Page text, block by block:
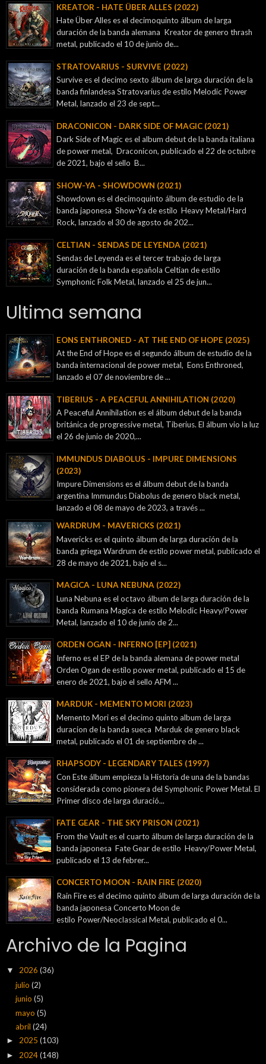
KREATOR - ‎HATE ÜBER ALLES (2022)
Hate Über Alles es el decimoquinto álbum de larga
duración de la banda alemana Kreator de genero thrash
metal, publicado el 10 de junio de...
STRATOVARIUS - SURVIVE (2022)
Survive es el decimo sexto álbum de larga duración de la
banda finlandesa Stratovarius de estilo Melodic Power
Metal, lanzado el 23 de sept...
DRACONICON - DARK SIDE OF MAGIC (2021)
Dark Side of Magic es el album debut de la banda italiana
de power metal, Draconicon, publicado el 22 de octubre
de 2021, bajo el sello B...
SHOW-YA - SHOWDOWN (2021)
Showdown es el decimoquinto álbum de estudio de la
banda japonesa Show-Ya de estilo Heavy Metal/Hard
Rock, lanzado el 30 de agosto de 202...
CELTIAN - SENDAS DE LEYENDA (2021)
Sendas de Leyenda es el tercer trabajo de larga
duración de la banda española Celtian de estilo
Symphonic Folk Metal, lanzado el 25 de jun...
Ultima semana
EONS ENTHRONED - AT THE END OF HOPE (2025)
At the End of Hope es el segundo álbum de estudio de la
banda internacional de power metal, Eons Enthroned,
lanzado el 07 de noviembre de ...
TIBERIUS - A PEACEFUL ANNIHILATION (2020)
A Peaceful Annihilation es el álbum debut de la banda
británica de progressive metal, Tiberius. El álbum vio la luz
el 26 de junio de 2020,...
IMMUNDUS DIABOLUS - IMPURE DIMENSIONS
(2023)
Impure Dimensions es el álbum debut de la banda
argentina Immundus Diabolus de genero black metal,
lanzado el 08 de mayo de 2023, a través ...
WARDRUM - MAVERICKS (2021)
Mavericks es el quinto álbum de larga duración de la
banda griega Wardrum de estilo power metal, publicado el
28 de mayo de 2021, bajo el s...
MAGICA - LUNA NEBUNA (2022)
Luna Nebuna es el octavo álbum de larga duración de la
banda Rumana Magica de estilo Melodic Heavy/Power
Metal, lanzado el 10 de junio de 2...
ORDEN OGAN - INFERNO [EP] (2021)
Inferno es el EP de la banda alemana de power metal
Orden Ogan de estilo power metal, publicado el 15 de
enero de 2021, bajo el sello AFM ...
MARDUK - MEMENTO MORI (2023)
Memento Mori es el decimo quinto album de larga
duracion de la banda sueca Marduk de genero black
metal, publicado el 01 de septiembre de ...
RHAPSODY - LEGENDARY TALES (1997)
Con Este álbum empieza la Historia de una de la bandas
considerada como pionera del Symphonic Power Metal. El
Primer disco de larga duració...
FATE GEAR - THE SKY PRISON (2021)
From the Vault es el cuarto álbum de larga duración de la
banda japonesa Fate Gear de estilo Heavy/Power Metal,
publicado el 13 de febrer...
CONCERTO MOON - RAIN FIRE (2020)
Rain Fire es el decimo quinto álbum de larga duración de la
banda japonesa Concerto Moon de
estilo Power/Neoclassical Metal, publicado el 0...
Archivo de la Pagina
▼ 2026 (36)
julio(2)
junio(5)
mayo(5)
abril(24)
► 2025 (103)
► 2024(148)